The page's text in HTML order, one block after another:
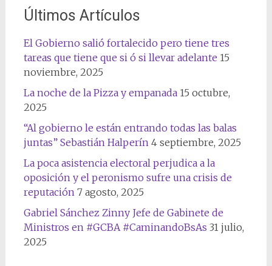
Últimos Artículos
El Gobierno salió fortalecido pero tiene tres
tareas que tiene que si ó si llevar adelante 15
noviembre, 2025
La noche de la Pizza y empanada 15 octubre,
2025
“Al gobierno le están entrando todas las balas
juntas” Sebastián Halperín 4 septiembre, 2025
La poca asistencia electoral perjudica a la
oposición y el peronismo sufre una crisis de
reputación 7 agosto, 2025
Gabriel Sánchez Zinny Jefe de Gabinete de
Ministros en #GCBA #CaminandoBsAs 31 julio,
2025